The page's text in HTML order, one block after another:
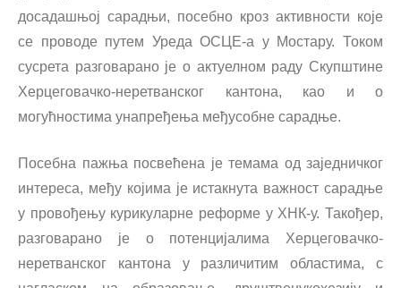
досадашњој сарадњи, посебно кроз активности које
се проводе путем Уреда ОСЦЕ-а у Мостару. Током
сусрета разговарано је о актуелном раду Скупштине
Херцеговачко-неретванског кантона, као и о
могућностима унапређења међусобне сарадње.
Посебна пажња посвећена је темама од заједничког
интереса, међу којима је истакнута важност сарадње
у провођењу курикуларне реформе у ХНК-у. Такођер,
разговарано је о потенцијалима Херцеговачко-
неретванског кантона у различитим областима, с